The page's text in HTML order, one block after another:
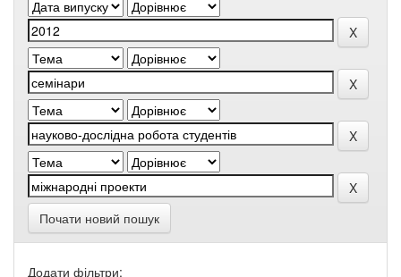
Почати новий пошук
Додати фільтри: